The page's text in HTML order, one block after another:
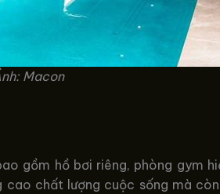
Macon
gồm hồ bơi riêng, phòng gym
chất lượng cuộc sống mà